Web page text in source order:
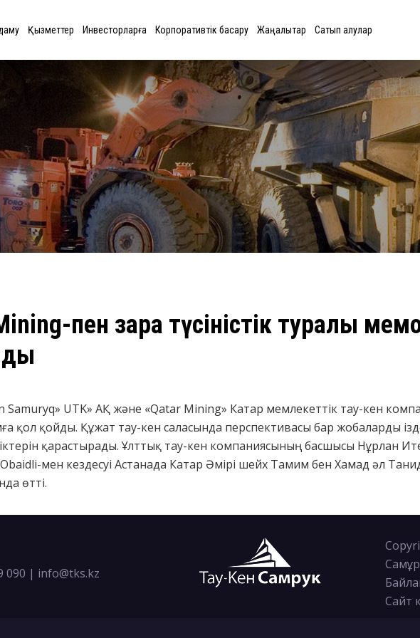
Қызметтер Инвесторларға Корпоративтік басқару Жаңалықтар Сатып алулар
пен Өзара түсіністік туралы
Samuryq» UTK» АҚ және «Qatar Mining» Катар мемлекеттік тау-кен
қол қойды. Құжат тау-кен саласында перспективасы бар жобаларды
қарастырады. Ұлттық тау-кен компаниясының басшысы Нұрлан
мен кездесуі Астанада Катар Әмірі шейх Тамим бен Хамад әл
өтті.
090 | info@tks.kz
Сайт